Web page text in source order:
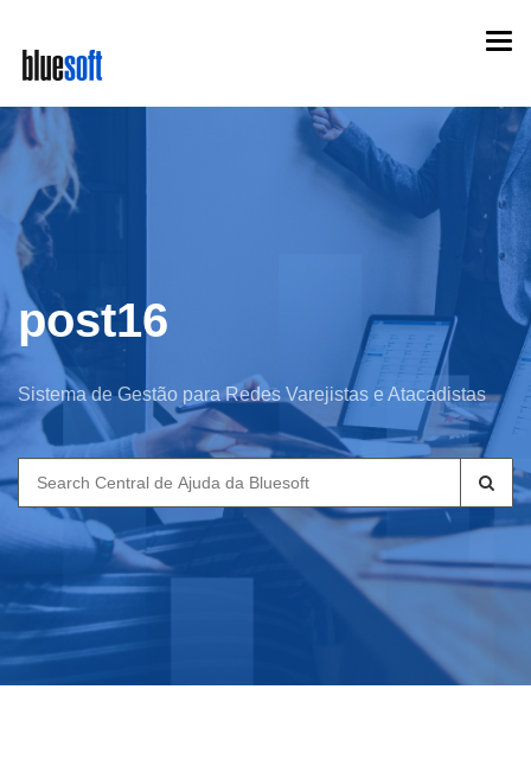
main
content
post16
Sistema de Gestão para Redes Varejistas e Atacadistas
Search
for: